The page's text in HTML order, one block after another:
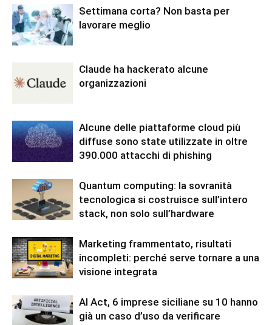
Settimana corta? Non basta per
lavorare meglio
Claude ha hackerato alcune
organizzazioni
Alcune delle piattaforme cloud più
diffuse sono state utilizzate in oltre
390.000 attacchi di phishing
Quantum computing: la sovranità
tecnologica si costruisce sull’intero
stack, non solo sull’hardware
Marketing frammentato, risultati
incompleti: perché serve tornare a una
visione integrata
AI Act, 6 imprese siciliane su 10 hanno
già un caso d’uso da verificare